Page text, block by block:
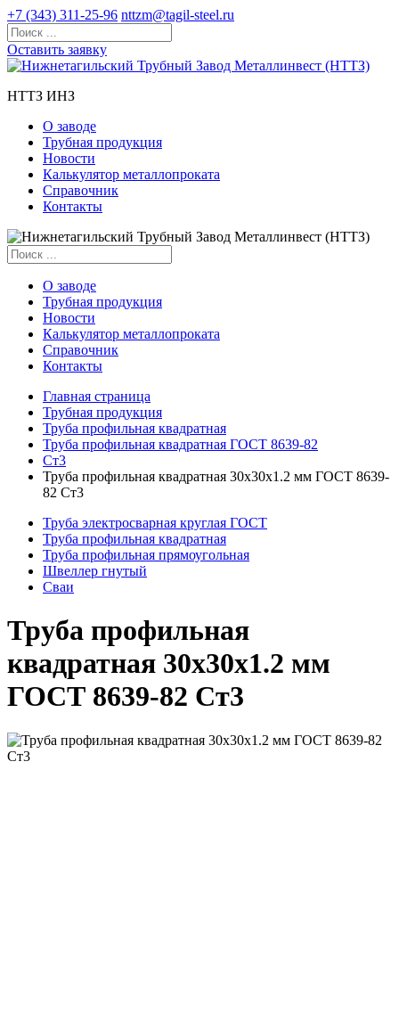
+7 (343) 311-25-96 nttzm@tagil-steel.ru
Оставить заявку
НТТЗ ИНЗ
О заводе
Трубная продукция
Новости
Калькулятор металлопроката
Справочник
Контакты
О заводе
Трубная продукция
Новости
Калькулятор металлопроката
Справочник
Контакты
Главная страница
Трубная продукция
Труба профильная квадратная
Труба профильная квадратная ГОСТ 8639-82
Ст3
Труба профильная квадратная 30x30x1.2 мм ГОСТ 8639-
82 Ст3
Труба электросварная круглая ГОСТ
Труба профильная квадратная
Труба профильная прямоугольная
Швеллер гнутый
Сваи
Труба профильная
квадратная 30x30x1.2 мм
ГОСТ 8639-82 Ст3